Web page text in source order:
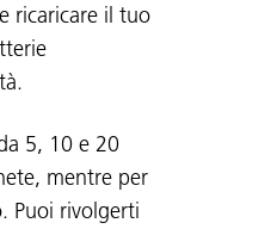
ricaricare il tuo
5, 10 e 20
mentre per
Puoi rivolgerti